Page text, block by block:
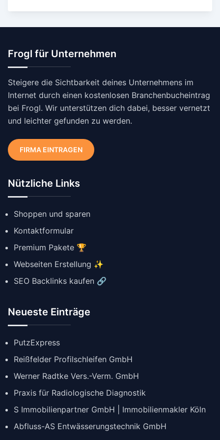
Frogl für Unternehmen
Steigere die Sichtbarkeit deines Unternehmens im
Internet durch einen kostenlosen Branchenbucheintrag
bei Frogl. Wir unterstützen dich dabei, besser vernetzt
und leichter gefunden zu werden.
FIRMA EINTRAGEN
Nützliche Links
Shoppen und sparen
Kontaktformular
Premium Pakete 🏆
Webseiten Erstellung ✨
SEO Backlinks kaufen 🔗
Neueste Einträge
PutzExpress
Reißfelder Profilschleifen GmbH
Werner Radtke Vers.-Verm. GmbH
Praxis für Radiologische Diagnostik
S Immobilienpartner GmbH | Immobilienmakler Köln
Abfluss-AS Entwässerungstechnik GmbH